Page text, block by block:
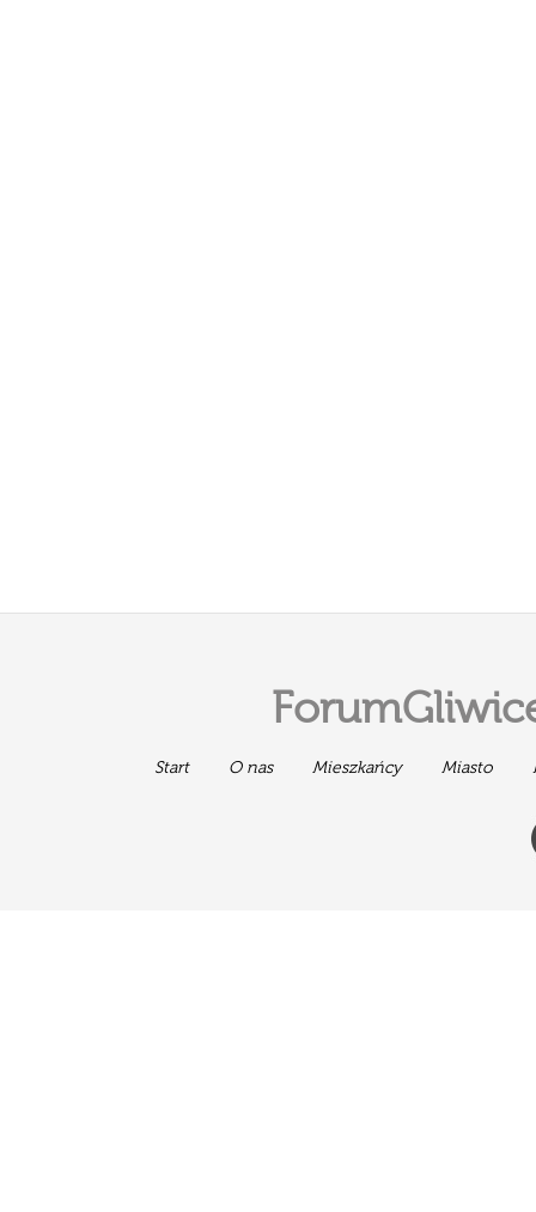
Start O nas Mieszkańcy Miasto